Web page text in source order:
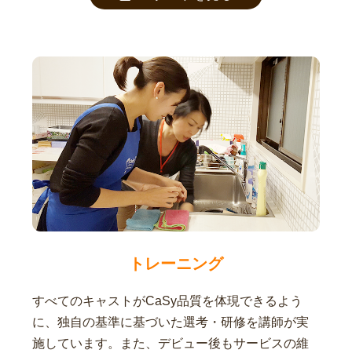
トレーニング
すべてのキャストがCaSy品質を体現できるよう
に、独自の基準に基づいた選考・研修を講師が実
施しています。また、デビュー後もサービスの維